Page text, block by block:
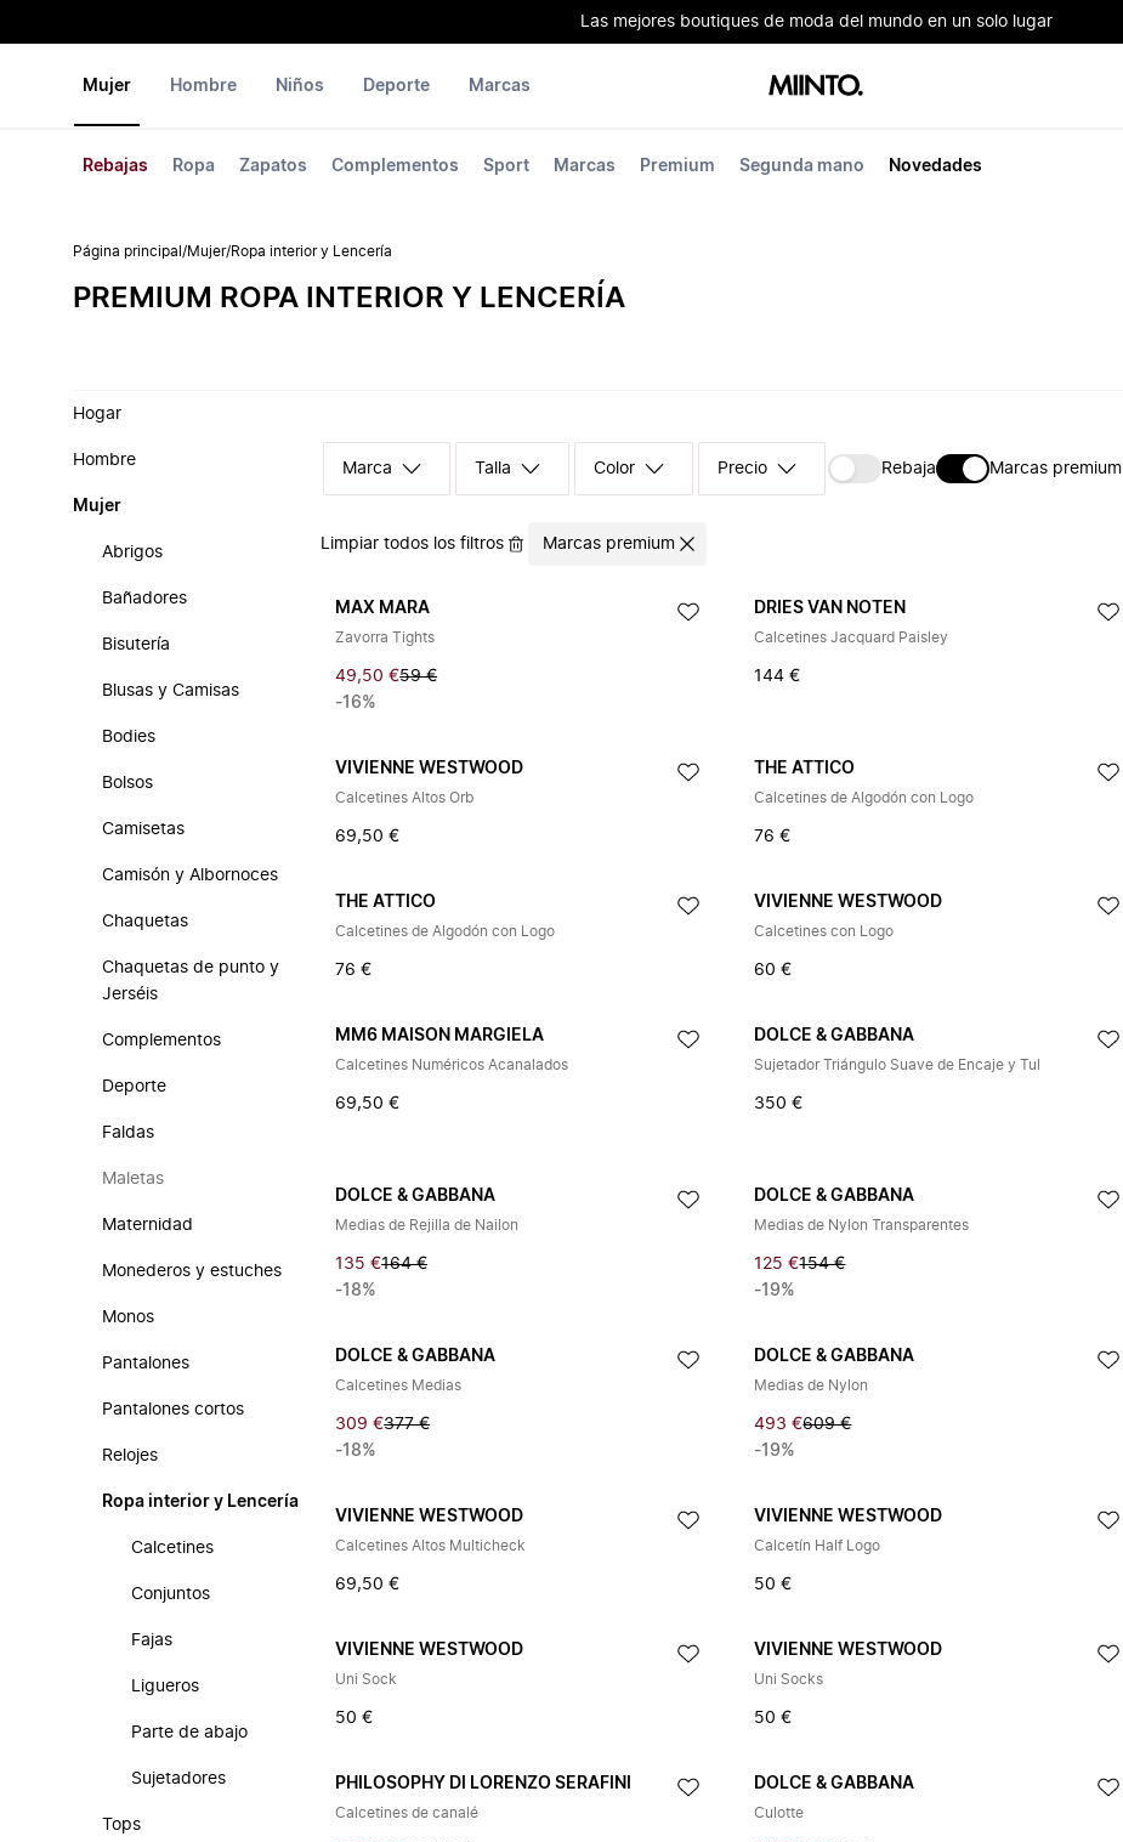
Las mejores boutiques de moda del mundo en un solo lugar
Mujer
Rebajas Ropa Zapatos Complementos Sport Marcas Premium Segunda mano Novedades
Hombre Niños Deporte Marcas
Página principal /Mujer/Ropa interior y Lencería
PREMIUM ROPA INTERIOR Y LENCERÍA
Hogar
Hombre
Mujer
Abrigos
Bañadores
Bisutería
Blusas y Camisas
Bodies
Bolsos
Camisetas
Camisón y Albornoces
Chaquetas
Chaquetas de punto y
Jerséis
Complementos
Deporte
Faldas
Maletas
Maternidad
Monederos y estuches
Monos
Pantalones
Pantalones cortos
Relojes
Ropa interior y Lencería
Calcetines
Conjuntos
Fajas
Ligueros
Parte de abajo
Sujetadores
Tops
Marca Talla Color Precio Rebaja Marcas premium
Limpiar todos los filtros Marcas premium
MAX MARA
Zavorra Tights
49,50 €59 €
-16%
DRIES VAN NOTEN
Calcetines Jacquard Paisley
144 €
VIVIENNE WESTWOOD
Calcetines Altos Orb
69,50 €
THE ATTICO
Calcetines de Algodón con Logo
76 €
THE ATTICO
Calcetines de Algodón con Logo
76 €
VIVIENNE WESTWOOD
Calcetines con Logo
60 €
MM6 MAISON MARGIELA
Calcetines Numéricos Acanalados
69,50 €
DOLCE & GABBANA
Sujetador Triángulo Suave de Encaje y Tul
350 €
DOLCE & GABBANA
Medias de Rejilla de Nailon
135 €164 €
-18%
DOLCE & GABBANA
Medias de Nylon Transparentes
125 €154 €
-19%
DOLCE & GABBANA
Calcetines Medias
309 €377 €
-18%
DOLCE & GABBANA
Medias de Nylon
493 €609 €
-19%
VIVIENNE WESTWOOD
Calcetines Altos Multicheck
69,50 €
VIVIENNE WESTWOOD
Calcetín Half Logo
50 €
VIVIENNE WESTWOOD
Uni Sock
50 €
VIVIENNE WESTWOOD
Uni Socks
50 €
PHILOSOPHY DI LORENZO SERAFINI
Calcetines de canalé
DOLCE & GABBANA
Culotte